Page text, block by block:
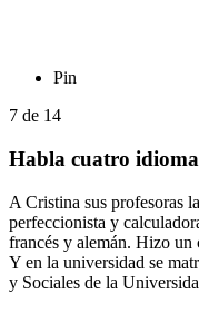
Pin
7 de 14
Habla cuatro
A Cristina sus profesoras
perfeccionista y
francés y alemán. Hizo un
Y en la universidad se
y Sociales de la